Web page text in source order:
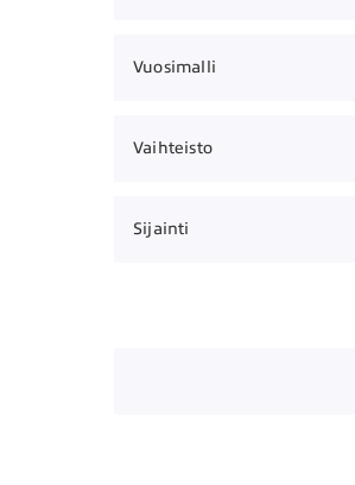
Vuosimalli
Vaihteisto
Sijainti